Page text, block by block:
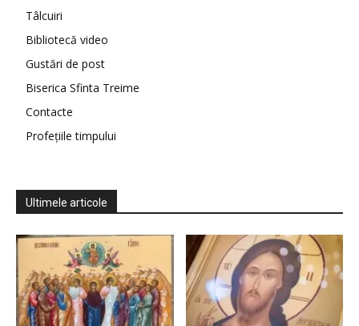
Tâlcuiri
Bibliotecă video
Gustări de post
Biserica Sfinta Treime
Contacte
Profețiile timpului
Ultimele articole